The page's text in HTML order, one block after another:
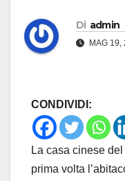
Di admin
MAG 19,
CONDIVIDI:
La casa cinese
prima volta